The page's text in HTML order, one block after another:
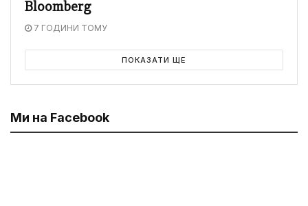
Bloomberg
7 ГОДИНИ ТОМУ
ПОКАЗАТИ ЩЕ
Ми на Facebook